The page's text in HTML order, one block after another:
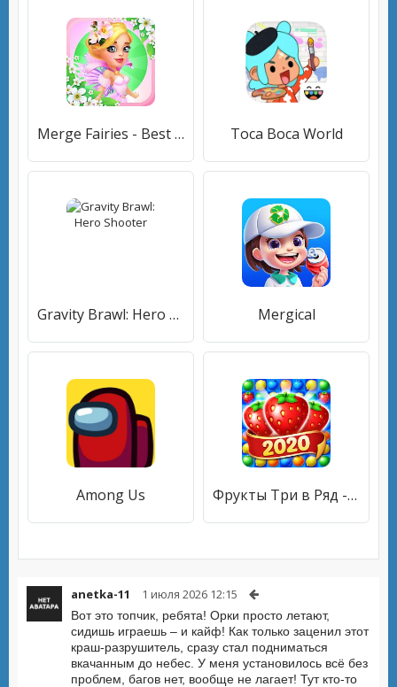
Merge Fairies - Best Idle Clicker Toca Boca World
Gravity Brawl: Hero Shooter Mergical
Among Us Фрукты Три в Ряд - Игры Три в Ряд без интернета
anetka-11 1 июля 2026 12:15
Вот это топчик, ребята! Орки просто летают,
сидишь играешь – и кайф! Как только заценил этот
краш-разрушитель, сразу стал подниматься
вкачанным до небес. У меня установилось всё без
проблем, багов нет, вообще не лагает! Тут кто-то